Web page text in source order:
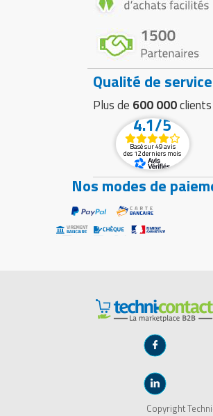
Qualité de service
Plus de 600 000clients
4.1/5
Basé sur 49 avis
des 12 derniers mois
Nos modes de
Copyright